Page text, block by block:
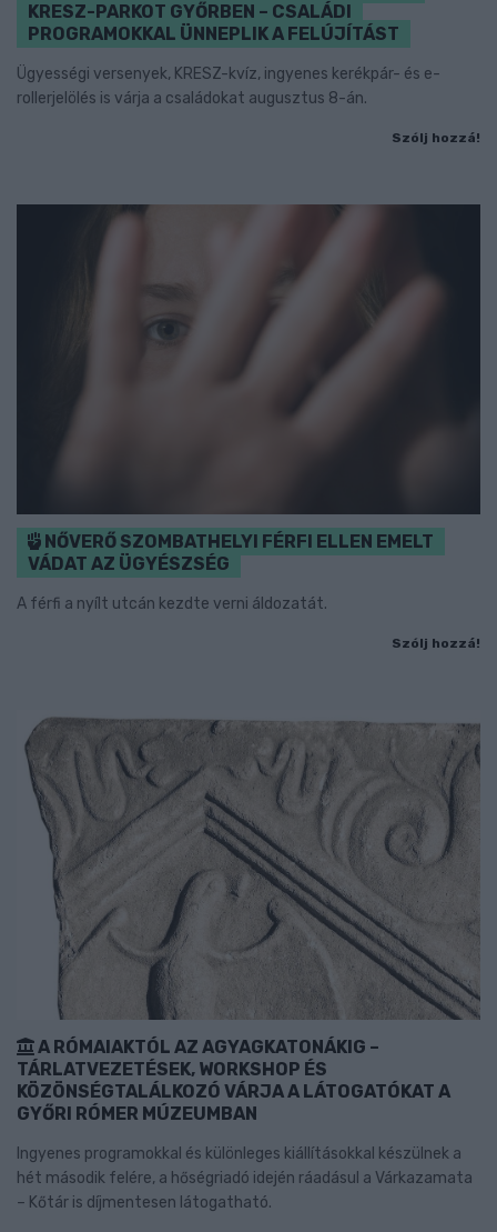
KRESZ-PARKOT GYŐRBEN – CSALÁDI
PROGRAMOKKAL ÜNNEPLIK A FELÚJÍTÁST
Ügyességi versenyek, KRESZ-kvíz, ingyenes kerékpár- és e-
rollerjelölés is várja a családokat augusztus 8-án.
Szólj hozzá!
NŐVERŐ SZOMBATHELYI FÉRFI ELLEN EMELT
VÁDAT AZ ÜGYÉSZSÉG
A férfi a nyílt utcán kezdte verni áldozatát.
Szólj hozzá!
A RÓMAIAKTÓL AZ AGYAGKATONÁKIG –
TÁRLATVEZETÉSEK, WORKSHOP ÉS
KÖZÖNSÉGTALÁLKOZÓ VÁRJA A LÁTOGATÓKAT A
GYŐRI RÓMER MÚZEUMBAN
Ingyenes programokkal és különleges kiállításokkal készülnek a
hét második felére, a hőségriadó idején ráadásul a Várkazamata
– Kőtár is díjmentesen látogatható.